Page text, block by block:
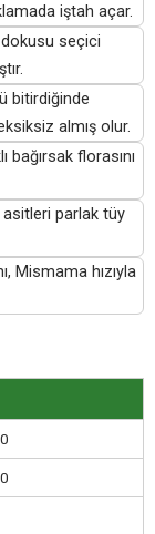
iştah açar.
seçici
bitirdiğinde
almış olur.
bağırsak florasını
parlak tüy
Mismama hızıyla